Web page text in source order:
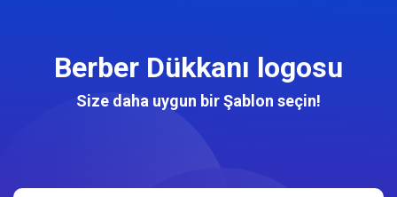
Berber Dükkanı logosu
Size daha uygun bir Şablon seçin!